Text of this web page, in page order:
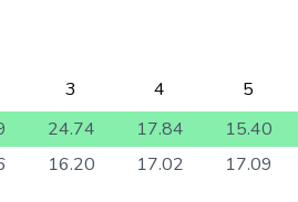
3 4 5
24.74 17.84 15.40
16.20 17.02 17.09